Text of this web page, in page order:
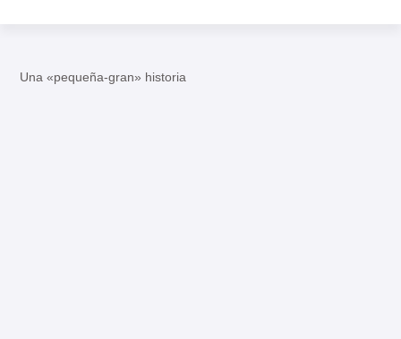
Una «pequeña-gran» historia